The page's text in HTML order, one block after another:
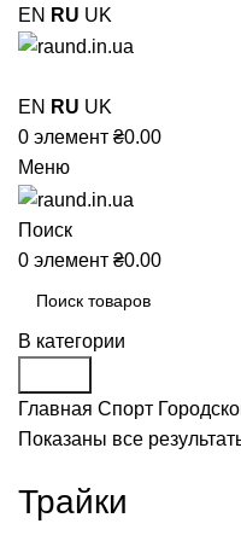
EN RU UK
EN RU UK
0 элемент ₴0.00
Меню
Поиск
0 элемент ₴0.00
В категории
Главная Спорт
Показаны все
Трайки